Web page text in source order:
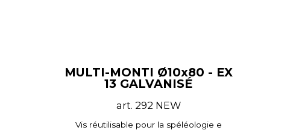
MULTI-MONTI Ø10x80 - EX
13 GALVANISÉ
art. 292 NEW
Vis réutilisable pour la spéléologie e